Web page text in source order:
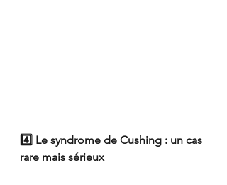
4️⃣ Le syndrome de Cushing : un cas
rare mais sérieux